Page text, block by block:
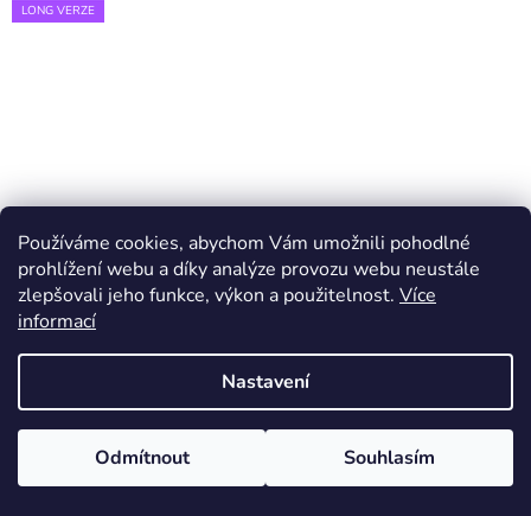
Používáme cookies, abychom Vám umožnili pohodlné
prohlížení webu a díky analýze provozu webu neustále
zlepšovali jeho funkce, výkon a použitelnost. Více
informací
Nastavení
Odmítnout Souhlasím
LONG VERZE